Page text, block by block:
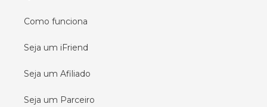
Como funciona
Seja um iFriend
Seja um Afiliado
Seja um Parceiro